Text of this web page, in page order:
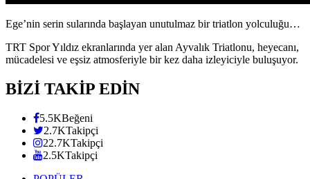
Ege’nin serin sularında başlayan unutulmaz bir triatlon yolculuğu…
TRT Spor Yıldız ekranlarında yer alan Ayvalık Triatlonu, heyecanı,
mücadelesi ve eşsiz atmosferiyle bir kez daha izleyiciyle buluşuyor.
BİZİ TAKİP EDİN
5.5KBeğeni
2.7KTakipçi
22.7KTakipçi
2.5KTakipçi